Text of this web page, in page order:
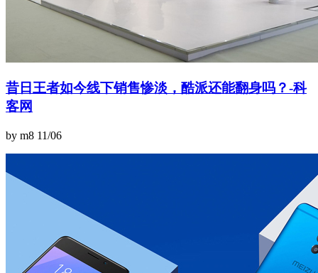
昔日王者如今线下销售惨淡，酷派还能翻身吗？-科
客网
by m8 11/06